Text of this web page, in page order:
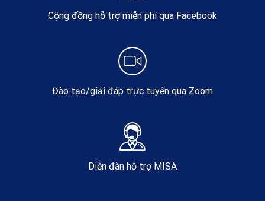
Cộng đồng hỗ trợ miễn phí qua Facebook
Đào tạo/giải đáp trực tuyến qua Zoom
Diễn đàn hỗ trợ MISA